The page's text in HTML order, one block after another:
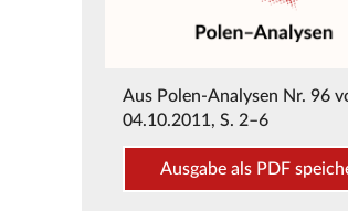
Aus Polen-Analysen Nr. 96
04.10.2011, S. 2–6
Ausgabe als PDF